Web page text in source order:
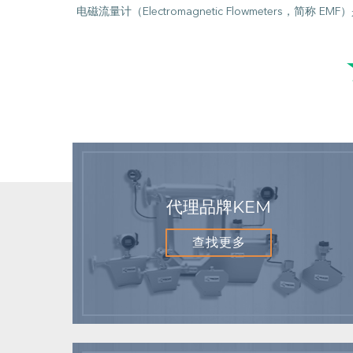
电磁流量计（Electromagnetic Flowmeters，简称 EMF
代理品牌KEM
查找更多